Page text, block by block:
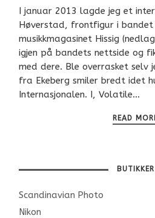
I januar 2013 lagde jeg et
Høverstad, frontfigur i
musikkmagasinet Hissig
igjen på bandets nettside og
med dere. Ble overrasket selv
fra Ekeberg smiler bredt idet
Internasjonalen. I, Volatile…
READ
BUTIKKER
Scandinavian Photo
Nikon